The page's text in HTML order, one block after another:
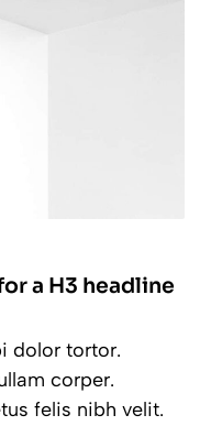
a H3 headline
dolor tortor.
corper.
felis nibh velit.